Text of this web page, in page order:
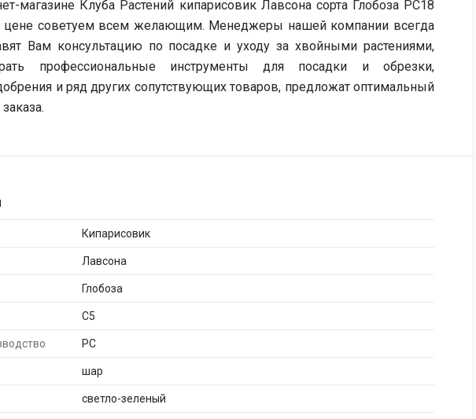
магазине Клуба Растений кипарисовик Лавсона сорта Глобоза PC18
цене советуем всем желающим. Менеджеры нашей компании всегда
Вам консультацию по посадке и уходу за хвойными растениями,
профессиональные инструменты для посадки и обрезки,
и ряд других сопутствующих товаров, предложат оптимальный
Кипарисовик
Лавсона
Глобоза
C5
PC
шар
светло-зеленый